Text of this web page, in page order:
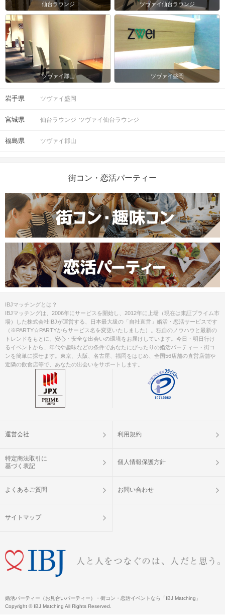
注意事項
時間
15分前より受付開始。1時間半を予
定。
人数
8対8程度で進行予定。（最少開催人
持ち物
（運転免許証、マイナンバーカード、
パスポートなど）
お食事
ソフトドリンク付き
服装 清潔感のある服装でお越しください。
注意事項
＜QRコード受付について＞
ご来場ください。
完了していない場合は、ご参加いた
だけません。
①公式アプリのダウンロード ・ログイ
ン
②本人確認書類の事前アップロード
キャンセル
について
ご予約手続き完了後、お客様都合によ
りキャンセルされた場合、参加費と同
仙台ラウンジ ツヴァイ仙台ラウンジ
ツヴァイ郡山 ツヴァイ盛岡
岩手県 ツヴァイ盛岡
宮城県 仙台ラウンジ ツヴァイ仙台ラウンジ
福島県 ツヴァイ郡山
街コン・恋活パーティー
IBJマッチングとは？
IBJマッチングは、2006年にサービスを開始し、2012年に上場（現在は東証プライム市
場）した株式会社IBJが運営する、日本最大級の「自社直営」婚活・恋活サービスです
（※PARTY☆PARTYからサービス名を変更いたしました）。独自のノウハウと最新の
トレンドをもとに、安心・安全な出会いの環境をお届けしています。今日・明日行け
るイベントから、年代や趣味などの条件であなたにぴったりの婚活パーティー・街コ
ンを簡単に探せます。東京、大阪、名古屋、福岡をはじめ、全国56店舗の直営店舗や
近隣の飲食店等で、あなたの出会いをサポートします。
運営会社 利用規約
特定商法取引に
基づく表記
個人情報保護方針
よくあるご質問 お問い合わせ
サイトマップ
婚活パーティー（お見合いパーティー）・街コン・恋活イベントなら「IBJ Matching」
Copyright © IBJ Matching All Rights Reserved.